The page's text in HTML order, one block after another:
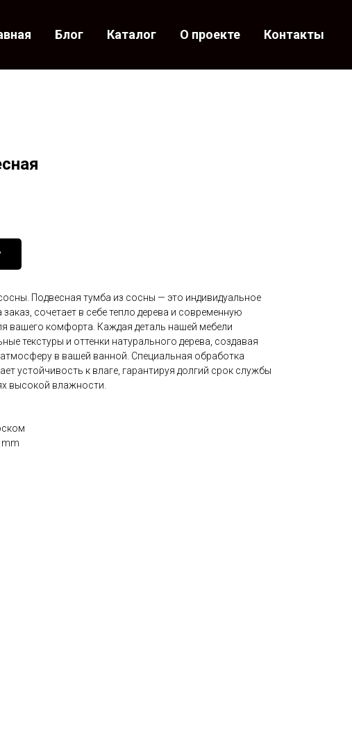
Блог Каталог О проекте Контакты
Подвесная тумба из сосны — это индивидуальное
заказ, сочетает в себе тепло дерева и современную
вашего комфорта. Каждая деталь нашей мебели
текстуры и оттенки натурального дерева, создавая
в вашей ванной. Специальная обработка
устойчивость к влаге, гарантируя долгий срок службы
высокой влажности.
mm